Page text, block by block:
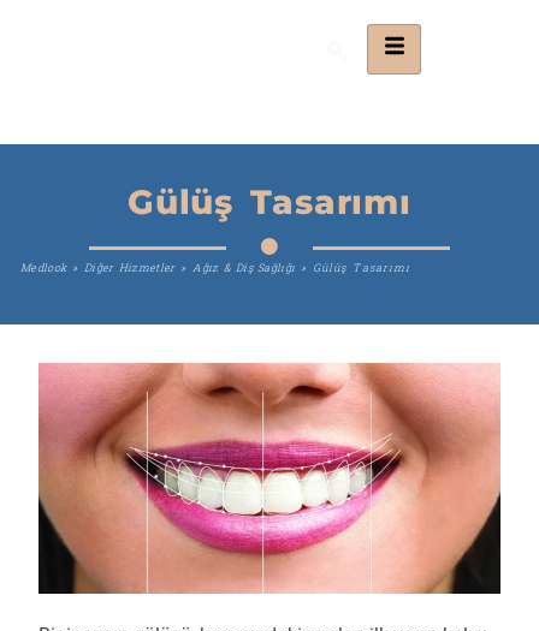
Gülüş Tasarımı
Medlook» Diğer Hizmetler» Ağız & Diş Sağlığı » Gülüş Tasarımı